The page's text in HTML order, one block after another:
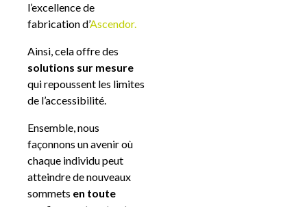
l’excellence de
fabrication d’Ascendor.
Ainsi, cela offre des
solutions sur mesure
qui repoussent les limites
de l’accessibilité.
Ensemble, nous
façonnons un avenir où
chaque individu peut
atteindre de nouveaux
sommets en toute